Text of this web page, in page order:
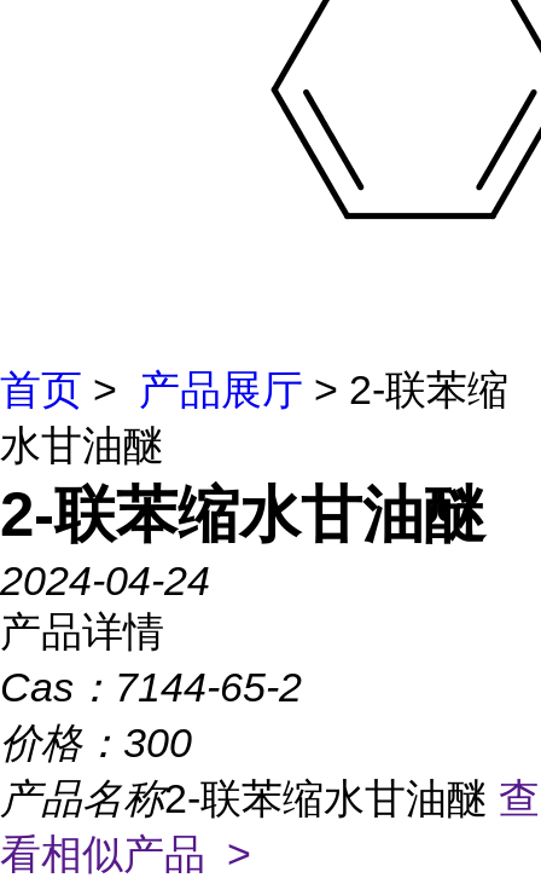
首页 > 产品展厅 > 2-联苯缩
水甘油醚
2-联苯缩水甘油醚
2024-04-24
产品详情
Cas： 7144-65-2
价格： 300
产品名称2-联苯缩水甘油醚 查
看相似产品 >